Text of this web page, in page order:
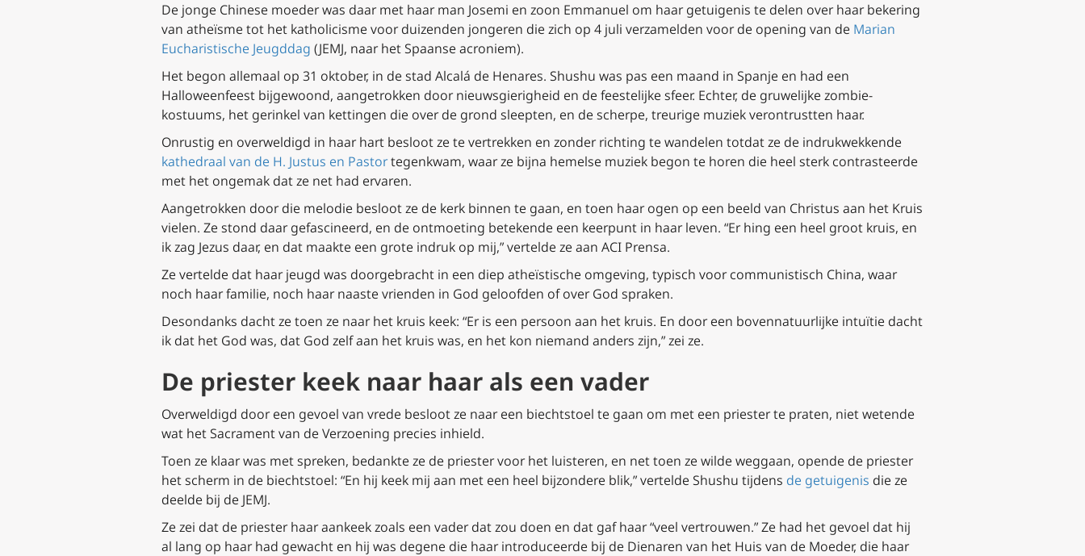
De jonge Chinese moeder was daar met haar man Josemi en zoon Emmanuel om haar getuigenis te delen over haar bekering
van atheïsme tot het katholicisme voor duizenden jongeren die zich op 4 juli verzamelden voor de opening van de Marian
Eucharistische Jeugddag (JEMJ, naar het Spaanse acroniem).
Het begon allemaal op 31 oktober, in de stad Alcalá de Henares. Shushu was pas een maand in Spanje en had een
Halloweenfeest bijgewoond, aangetrokken door nieuwsgierigheid en de feestelijke sfeer. Echter, de gruwelijke zombie-
kostuums, het gerinkel van kettingen die over de grond sleepten, en de scherpe, treurige muziek verontrustten haar.
Onrustig en overweldigd in haar hart besloot ze te vertrekken en zonder richting te wandelen totdat ze de indrukwekkende
kathedraal van de H. Justus en Pastortegenkwam, waar ze bijna hemelse muziek begon te horen die heel sterk contrasteerde
met het ongemak dat ze net had ervaren.
Aangetrokken door die melodie besloot ze de kerk binnen te gaan, en toen haar ogen op een beeld van Christus aan het Kruis
vielen. Ze stond daar gefascineerd, en de ontmoeting betekende een keerpunt in haar leven. “Er hing een heel groot kruis, en
ik zag Jezus daar, en dat maakte een grote indruk op mij,” vertelde ze aan ACI Prensa.
Ze vertelde dat haar jeugd was doorgebracht in een diep atheïstische omgeving, typisch voor communistisch China, waar
noch haar familie, noch haar naaste vrienden in God geloofden of over God spraken.
Desondanks dacht ze toen ze naar het kruis keek: “Er is een persoon aan het kruis. En door een bovennatuurlijke intuïtie dacht
ik dat het God was, dat God zelf aan het kruis was, en het kon niemand anders zijn,” zei ze.
De priester keek naar haar als een vader
Overweldigd door een gevoel van vrede besloot ze naar een biechtstoel te gaan om met een priester te praten, niet wetende
wat het Sacrament van de Verzoening precies inhield.
Toen ze klaar was met spreken, bedankte ze de priester voor het luisteren, en net toen ze wilde weggaan, opende de priester
het scherm in de biechtstoel: “En hij keek mij aan met een heel bijzondere blik,” vertelde Shushu tijdens de getuigenis die ze
deelde bij de JEMJ.
Ze zei dat de priester haar aankeek zoals een vader dat zou doen en dat gaf haar “veel vertrouwen.” Ze had het gevoel dat hij
al lang op haar had gewacht en hij was degene die haar introduceerde bij de Dienaren van het Huis van de Moeder, die haar